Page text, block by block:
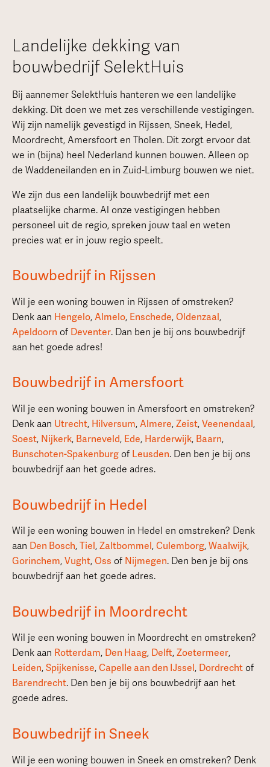
Landelijke dekking van
bouwbedrijf SelektHuis
Bij aannemer SelektHuis hanteren we een landelijke
dekking. Dit doen we met zes verschillende vestigingen.
Wij zijn namelijk gevestigd in Rijssen, Sneek, Hedel,
Moordrecht, Amersfoort en Tholen. Dit zorgt ervoor dat
we in (bijna) heel Nederland kunnen bouwen. Alleen op
de Waddeneilanden en in Zuid-Limburg bouwen we niet.
We zijn dus een landelijk bouwbedrijf met een
plaatselijke charme. Al onze vestigingen hebben
personeel uit de regio, spreken jouw taal en weten
precies wat er in jouw regio speelt.
Bouwbedrijf in Rijssen
Wil je een woning bouwen in Rijssen of omstreken?
Denk aan Hengelo, Almelo, Enschede, Oldenzaal,
Apeldoorn of Deventer. Dan ben je bij ons bouwbedrijf
aan het goede adres!
Bouwbedrijf in Amersfoort
Wil je een woning bouwen in Amersfoort en omstreken?
Denk aan Utrecht, Hilversum, Almere, Zeist, Veenendaal,
Soest, Nijkerk, Barneveld, Ede, Harderwijk, Baarn,
Bunschoten-Spakenburgof Leusden. Den ben je bij ons
bouwbedrijf aan het goede adres.
Bouwbedrijf in Hedel
Wil je een woning bouwen in Hedel en omstreken? Denk
aan Den Bosch, Tiel, Zaltbommel, Culemborg, Waalwijk,
Gorinchem, Vught, Oss of Nijmegen. Den ben je bij ons
bouwbedrijf aan het goede adres.
Bouwbedrijf in Moordrecht
Wil je een woning bouwen in Moordrecht en omstreken?
Denk aan Rotterdam, Den Haag, Delft, Zoetermeer,
Leiden, Spijkenisse, Capelle aan den IJssel, Dordrechtof
Barendrecht. Den ben je bij ons bouwbedrijf aan het
goede adres.
Bouwbedrijf in Sneek
Wil je een woning bouwen in Sneek en omstreken? Denk